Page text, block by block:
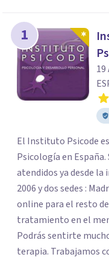
1
19
El Instituto Psicode
Psicología en
atendidos ya desde
2006 y dos sedes :
online para el resto del mundo.
tratamiento en el
Podrás sentirte
terapia. Trabajamos